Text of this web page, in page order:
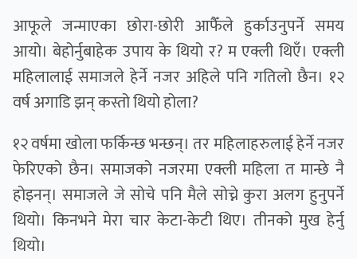
आफूले जन्माएका छोरा-छोरी आफैँले हुर्काउनुपर्ने समय
आयो। बेहोर्नुबाहेक उपाय के थियो र? म एक्ली थिएँ। एक्ली
महिलालाई समाजले हेर्ने नजर अहिले पनि गतिलो छैन। १२
वर्ष अगाडि झन् कस्तो थियो होला?
१२ वर्षमा खोला फर्किन्छ भन्छन्। तर महिलाहरुलाई हेर्ने नजर
फेरिएको छैन। समाजको नजरमा एक्ली महिला त मान्छे नै
होइनन्। समाजले जे सोचे पनि मैले सोच्ने कुरा अलग हुनुपर्ने
थियो। किनभने मेरा चार केटा-केटी थिए। तीनको मुख हेर्नु
थियो।